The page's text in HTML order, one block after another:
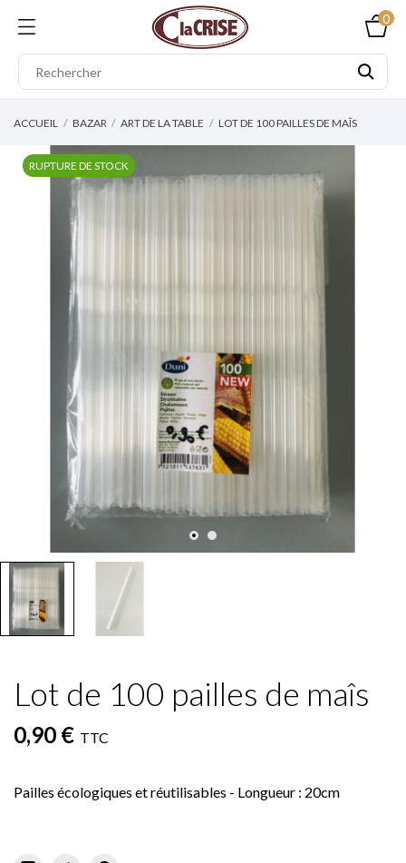
0
ACCUEIL BAZAR ART DE LA TABLE LOT DE 100 PAILLES DE MAÎS
RUPTURE DE STOCK
Lot de 100 pailles de maîs
0,90 € TTC
Pailles écologiques et réutilisables - Longueur : 20cm